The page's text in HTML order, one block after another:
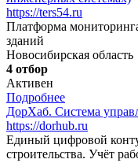
https://ters54.ru
Платформа
зданий
Новосибирская область
4 отбор
Активен
Подробнее
ДорХаб. Система
https://dorhub.ru
Единый цифровой
строительства. Учёт